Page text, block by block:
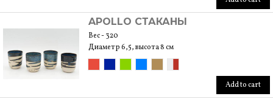
APOLLO СТАКАНЫ
Вес - 320
Диаметр 6,5, высота 8 см
Add to cart